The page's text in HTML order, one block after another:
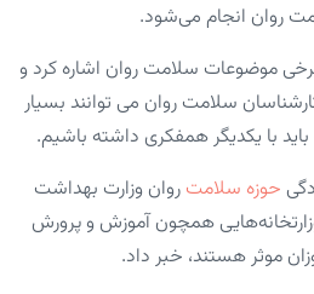
روان انجام می‌شود.
موضوعات سلامت روان اشاره کرد و
سلامت روان می توانند بسیار
با یکدیگر همفکری داشته باشیم.
حوزه سلامت روان وزارت بهداشت
همچون آموزش و پرورش
موثر هستند، خبر داد.